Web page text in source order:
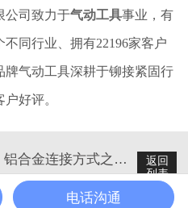
公司致力于气动工具事业，有
同行业、拥有22196家客户
气动工具深耕于铆接紧固行
好评。
返回
列表
方式之气动哈克铆钉枪铆接
铆钉枪的区别吗？
电话沟通